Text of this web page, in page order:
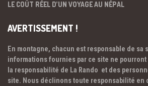
LE COÛT RÉEL D’UN VOYAGE AU NÉPAL
AVERTISSEMENT !
En montagne, chacun est responsable de sa
informations fournies par ce site ne
la responsabilité de La Rando et des
site. Nous déclinons toute responsabilité en